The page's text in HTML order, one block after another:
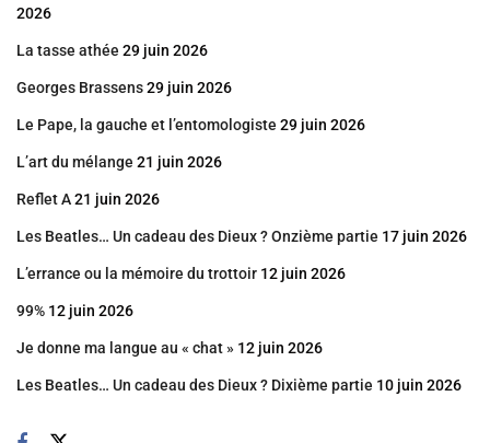
2026
La tasse athée 29 juin 2026
Georges Brassens29 juin 2026
Le Pape, la gauche et l’entomologiste 29 juin 2026
L’art du mélange 21 juin 2026
Reflet A21 juin 2026
Les Beatles… Un cadeau des Dieux ? Onzième partie 17 juin 2026
L’errance ou la mémoire du trottoir 12 juin 2026
99% 12 juin 2026
Je donne ma langue au « chat » 12 juin 2026
Les Beatles… Un cadeau des Dieux ? Dixième partie 10 juin 2026